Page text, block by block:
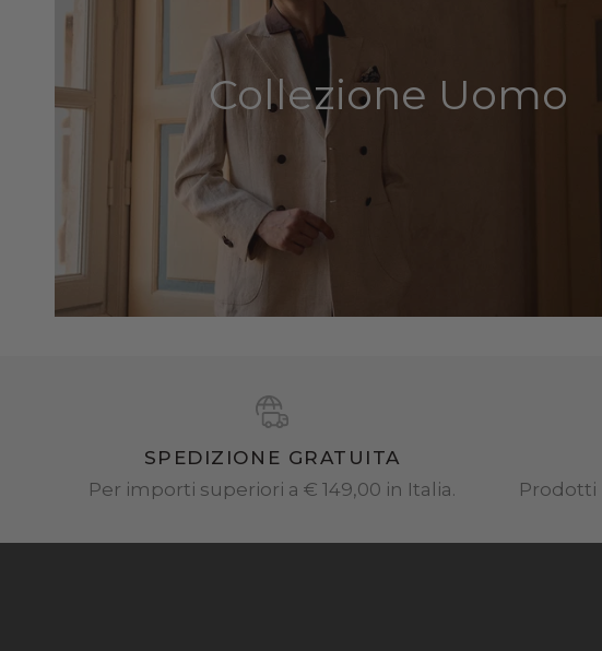
Collezione Uomo
SPEDIZIONE GRATUITA
Per importi superiori a € 149,00 in Italia.
Prodotti